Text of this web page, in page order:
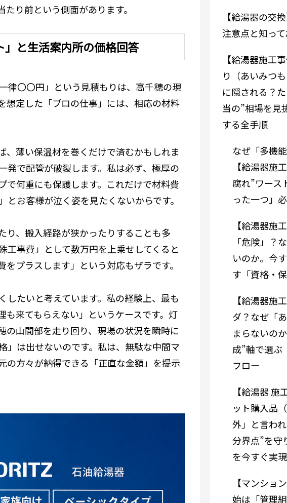
り前という側面があります。
と生活案内所の価格回答
律〇〇円」という見積もりは、高千穂の現
想定した「プロの仕事」には、相応の材料
薄い保温材を巻くだけで済むかもしれま
発で配管が破裂します。私は必ず、極厚の
で何重にも保護します。これだけで材料費
お客様が泣く姿を見たくないからです。
り、搬入経路が狭かったりすることも多
工事費」として数万円を上乗せしてくると
プラスします」という対応もザラです。
たいと考えています。私の経験上、最も
来てもらえない」というケースです。灯
山間部を走り回り、現場の状況を瞬時に
」は出せないのです。私は、無駄な中間マ
の方々が納得できる「正直な金額」を提示
【給湯器の交
注意点と知っ
【給湯器施工
り（あいみつ
に隠される？
当の”相場を見
する全手順
なぜ「多機
【給湯器施
腐れ”ワース
った一つ」
【給湯器施
「危険」？
いのか。今
す「資格・
【給湯器施
ダ？なぜ「
まらないの
成”軸で選ぶ
フロー
【給湯器
ット購入品
外」と言わ
分界点”を守
を今すぐ実
【マンショ
始は「管理